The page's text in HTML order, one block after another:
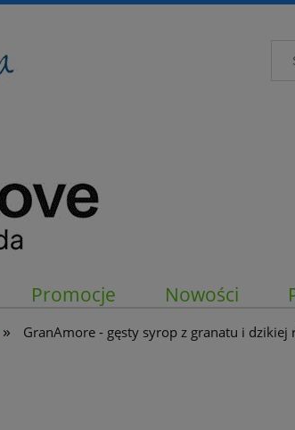
Promocje Nowości
» GranAmore - gęsty syrop z granatu i dzikiej